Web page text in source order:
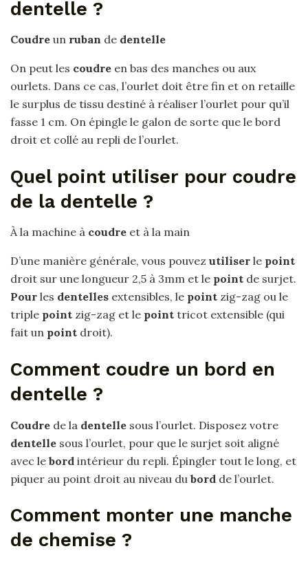
dentelle ?
Coudre un ruban de dentelle
On peut les coudre en bas des manches ou aux
ourlets. Dans ce cas, l’ourlet doit être fin et on retaille
le surplus de tissu destiné à réaliser l’ourlet pour qu’il
fasse 1 cm. On épingle le galon de sorte que le bord
droit et collé au repli de l’ourlet.
Quel point utiliser pour coudre
de la dentelle ?
À la machine à coudre et à la main
D’une manière générale, vous pouvez utiliser le point
droit sur une longueur 2,5 à 3mm et le point de surjet.
Pour les dentelles extensibles, le point zig-zag ou le
triple point zig-zag et le point tricot extensible (qui
fait un point droit).
Comment coudre un bord en
dentelle ?
Coudre de la dentelle sous l’ourlet. Disposez votre
dentelle sous l’ourlet, pour que le surjet soit aligné
avec le bord intérieur du repli. Épingler tout le long, et
piquer au point droit au niveau du bord de l’ourlet.
Comment monter une manche
de chemise ?